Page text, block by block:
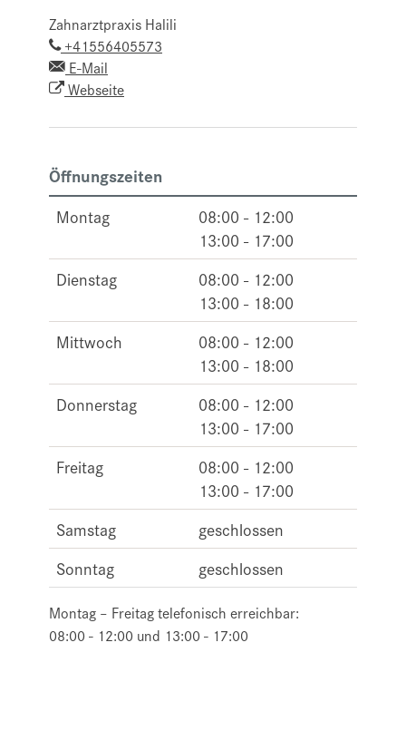
Zahnarztpraxis Halili
+41556405573
E-Mail
Webseite
Öffnungszeiten
Montag
08:00 - 12:00
13:00 - 17:00
Dienstag
08:00 - 12:00
13:00 - 18:00
Mittwoch
08:00 - 12:00
13:00 - 18:00
Donnerstag
08:00 - 12:00
13:00 - 17:00
Freitag
08:00 - 12:00
13:00 - 17:00
Samstag
geschlossen
Sonntag
geschlossen
Montag – Freitag telefonisch erreichbar:
08:00 - 12:00 und 13:00 - 17:00